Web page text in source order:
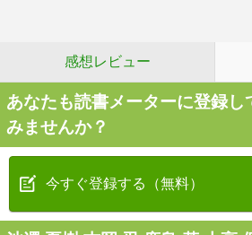
感想レビュー
あなたも読書メーターに登録し
みませんか？
今すぐ登録する（無料）